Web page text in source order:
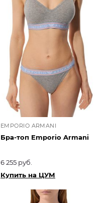
EMPORIO ARMANI
Бра-топ Emporio Armani
6 255 руб.
Купить на ЦУМ